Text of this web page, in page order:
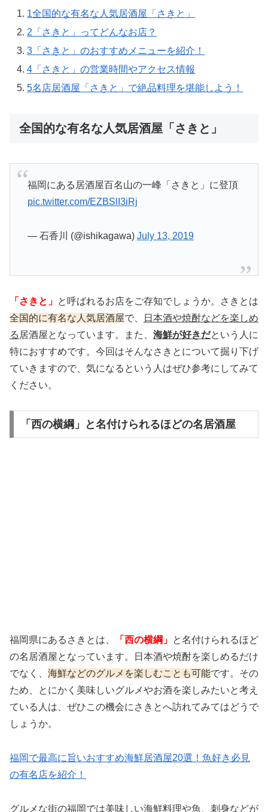
1全国的な有名な人気居酒屋「さきと」
2 「さきと」ってどんなお店？
3 「さきと」のおすすめメニューを紹介！
4 「さきと」の営業時間やアクセス情報
5名店居酒屋「さきと」で絶品料理を堪能しよう！
全国的な有名な人気居酒屋「さきと」
福岡にある居酒屋百名山の一峰「さきと」に登頂
pic.twitter.com/EZBSlI3iRj
— 石香川 (@ishikagawa) July 13, 2019
「さきと」 と呼ばれるお店をご存知でしょうか。さきとは
全国的に有名な人気居酒屋で、
日本酒や焼酎などを楽しめ
る 居酒屋となっています。また、 海鮮が好きだという人に
特におすすめです。今回はそんなさきとについて掘り下げ
ていきますので、気になるという人はぜひ参考にしてみて
ください。
「西の横綱」と名付けられるほどの名居酒屋
福岡県にあるさきとは、 「西の横綱」 と名付けられるほど
の名居酒屋となっています。日本酒や焼酎を楽しめるだけ
でなく、 海鮮などのグルメを楽しむことも可能です。その
ため、とにかく美味しいグルメやお酒を楽しみたいと考え
ている人は、ぜひこの機会にさきとへ訪れてみてはどうで
しょうか。
福岡で最高に旨いおすすめ海鮮居酒屋20選！魚好き必見
の有名店を紹介！
グルメな街の福岡では美味しい海鮮料理や魚、刺身などが